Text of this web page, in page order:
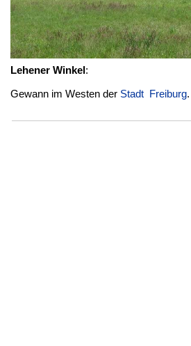
Lehener Winkel:
Gewann im Westen der Stadt Freiburg.